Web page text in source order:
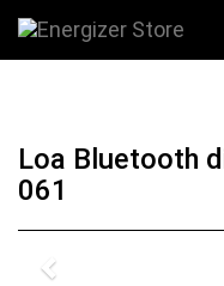
Loa Bluetooth
061
Previous